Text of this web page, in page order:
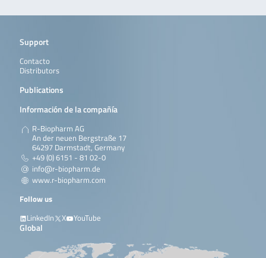
Support
Contacto
Distributors
Publications
Información de la compañía
R-Biopharm AG
An der neuen Bergstraße 17
64297 Darmstadt, Germany
+49 (0) 6151 - 81 02-0
info@r-biopharm.de
www.r-biopharm.com
Follow us
LinkedIn
X YouTube
Global